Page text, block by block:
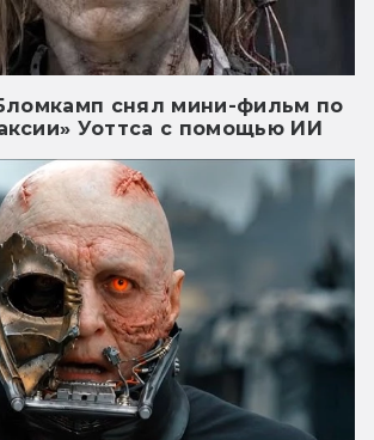
снял мини-фильм по
Уоттса с помощью ИИ